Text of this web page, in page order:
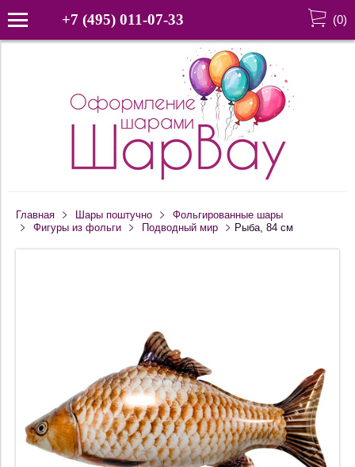
+7 (495) 011-07-33 (0)
Главная Шары поштучно
Фольгированные шары
Фигуры из фольги
Подводный мир Рыба, 84 см